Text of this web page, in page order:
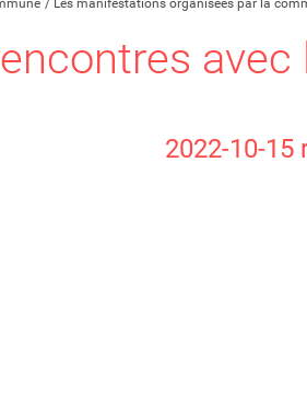
Les manifestations organisées par la
2022-10-15